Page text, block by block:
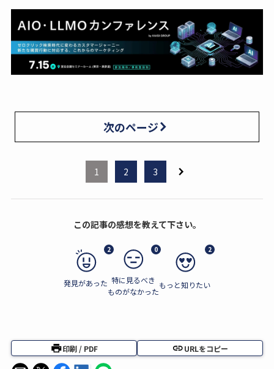
次のページ
1 2 3
この記事の感想を教えて下さい。
2
発見があった
0
特に見るべき
ものがなかった
2
もっと知りたい
印刷 / PDF URLをコピー